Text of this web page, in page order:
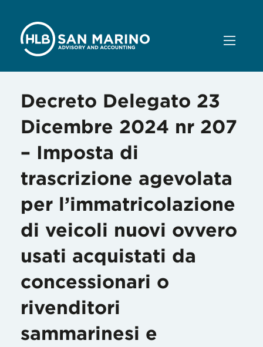
Decreto Delegato 23
Dicembre 2024 nr 207
– Imposta di
trascrizione agevolata
per l’immatricolazione
di veicoli nuovi ovvero
usati acquistati da
concessionari o
rivenditori
sammarinesi e